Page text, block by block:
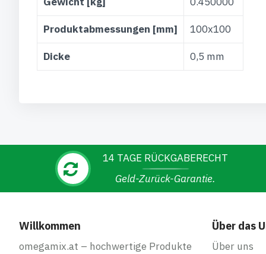
Produktabmessungen [mm] 100x100
Dicke 0,5 mm
14 TAGE RÜCKGABERECHT
Geld-Zurück-Garantie.
Willkommen
omegamix.at – hochwertige Produkte
Über das
Über uns